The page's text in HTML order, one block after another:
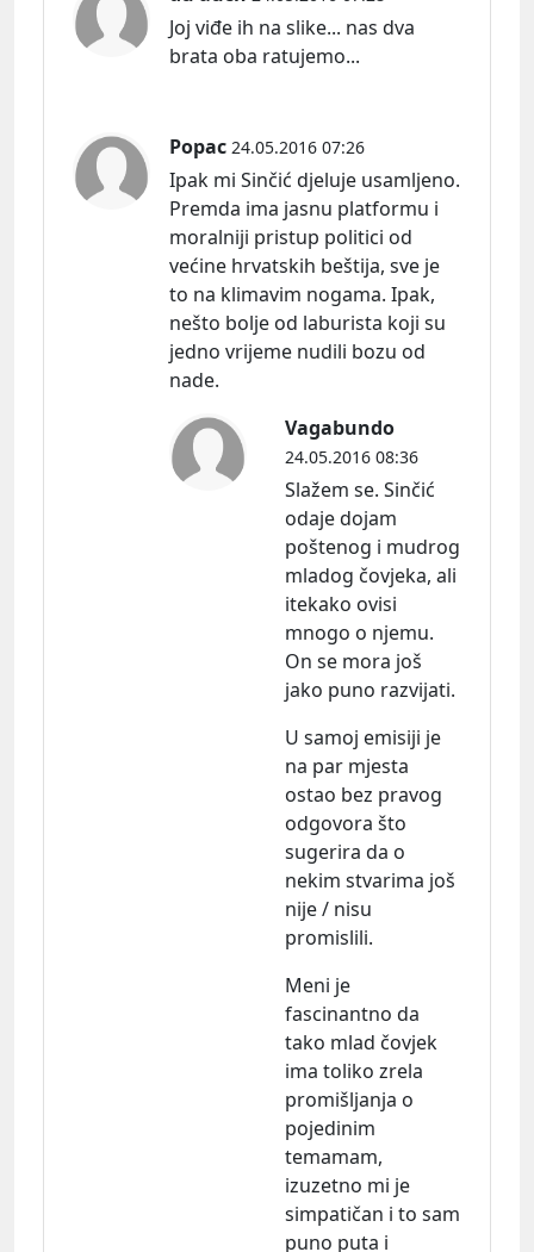
Joj viđe ih na slike... nas dva
brata oba ratujemo...
Popac 24.05.2016 07:26
Ipak mi Sinčić djeluje usamljeno.
Premda ima jasnu platformu i
moralniji pristup politici od
većine hrvatskih beštija, sve je
to na klimavim nogama. Ipak,
nešto bolje od laburista koji su
jedno vrijeme nudili bozu od
nade.
Vagabundo
24.05.2016 08:36
Slažem se. Sinčić
odaje dojam
poštenog i mudrog
mladog čovjeka, ali
itekako ovisi
mnogo o njemu.
On se mora još
jako puno razvijati.
U samoj emisiji je
na par mjesta
ostao bez pravog
odgovora što
sugerira da o
nekim stvarima još
nije / nisu
promislili.
Meni je
fascinantno da
tako mlad čovjek
ima toliko zrela
promišljanja o
pojedinim
temamam,
izuzetno mi je
simpatičan i to sam
puno puta i